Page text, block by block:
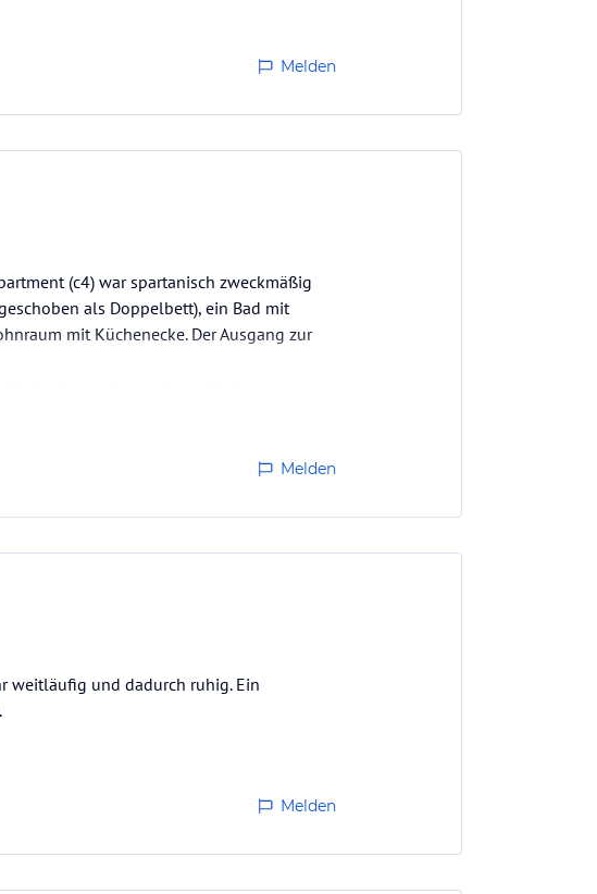
Melden
(c4) war spartanisch zweckmäßig
als Doppelbett), ein Bad mit
mit Küchenecke. Der Ausgang zur
Melden
weitläufig und dadurch ruhig. Ein
Melden